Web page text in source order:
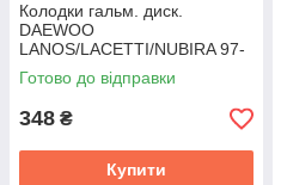
Колодки гальм. диск.
DAEWOO
LANOS/LACETTI/NUBIRA 97-
передн. 96281937 (RIDER)
RD.3323.DB3265
Готово до відправки
348 ₴
Купити